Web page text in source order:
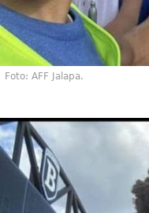
Foto: AFF Jalapa.